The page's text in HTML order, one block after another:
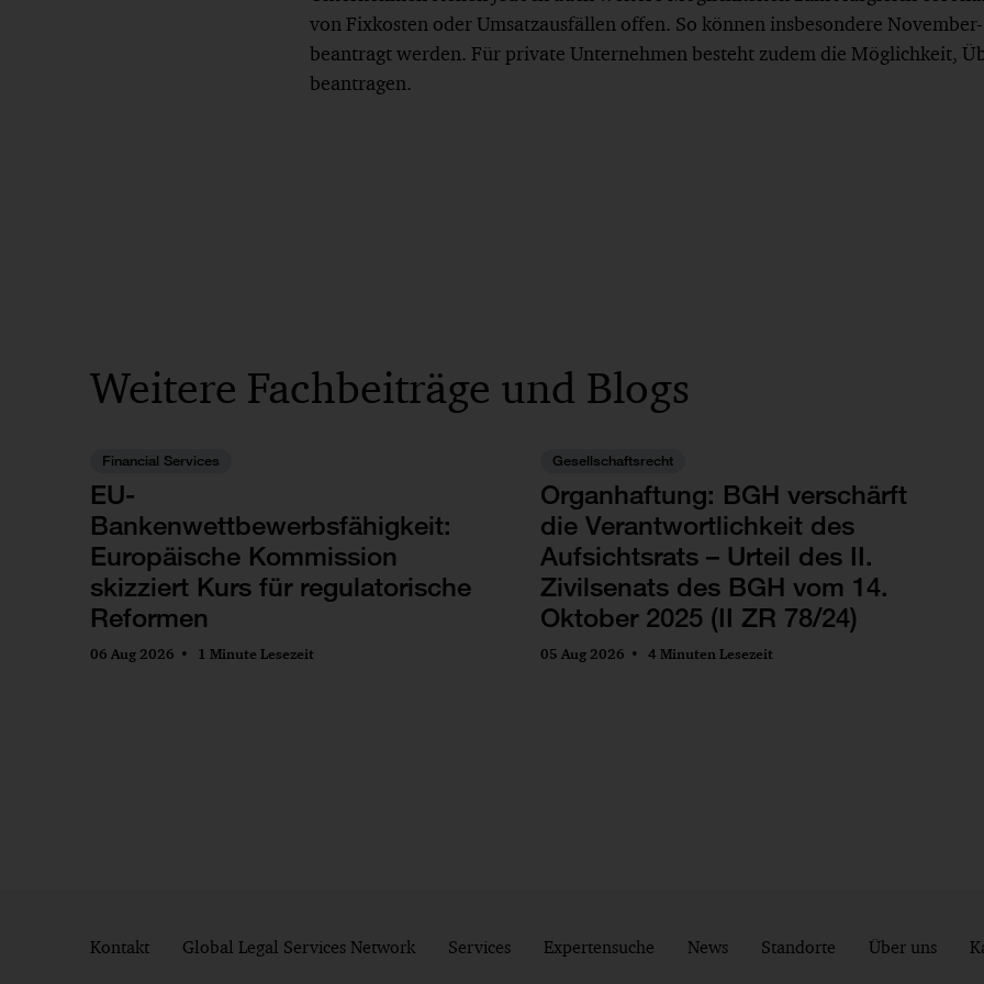
von Fixkosten oder Umsatzausfällen offen. So können insbesondere
beantragt werden. Für private Unternehmen besteht zudem die Möglichkeit,
beantragen.
Weitere Fachbeiträge und Blogs
Financial Services
EU-
Bankenwettbewerbsfähigkeit:
Europäische Kommission
skizziert Kurs für regulatorische
Reformen
06 Aug 2026 1 Minute Lesezeit
Gesellschaftsrecht
Organhaftung: BGH verschärft
die Verantwortlichkeit des
Aufsichtsrats – Urteil des II.
Zivilsenats des BGH vom 14.
Oktober 2025 (II ZR 78/24)
05 Aug 2026 4 Minuten Lesezeit
Kontakt Global Legal Services Network Services Expertensuche News Standorte Über uns